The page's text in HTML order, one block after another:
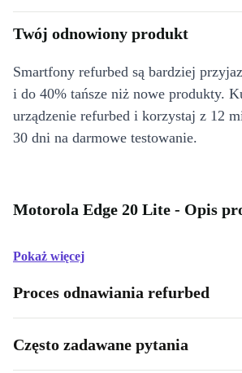
Twój odnowiony produkt
Smartfony refurbed są bardziej
i do 40% tańsze niż nowe produkty.
urządzenie refurbed i korzystaj z 12
30 dni na darmowe testowanie.
Motorola Edge 20 Lite - Opis
Pokaż więcej
Proces odnawiania refurbed
Często zadawane pytania